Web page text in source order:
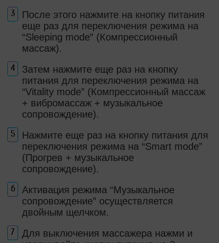
После этого нажмите на кнопку питания
еще раз для переключения режима на
“Sleeping mode” (Компрессионный
массаж).
Затем нажмите еще раз на кнопку
питания для переключения режима на
“Vitality mode” (Компрессионный массаж
+ вибромассаж + музыкальное
сопровождение).
Нажмите еще раз на кнопку питания для
переключения режима на “Smart mode”
(Прогрев + музыкальное
сопровождение).
Активация режима “Музыкальное
сопровождение” осуществляется
двойным щелчком.
Для выключения массажера нажми и